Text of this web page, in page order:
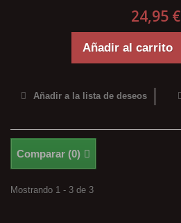
24,95 €
Añadir al carrito
Añadir a la lista de deseos
Comparar (0)
Mostrando 1 - 3 de 3